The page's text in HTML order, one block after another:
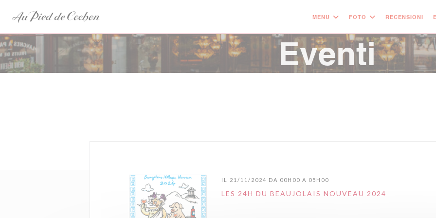
MENU FOTO RECENSIONI
Eventi
IL 21/11/2024 DA 00H00 A 05H00
LES 24H DU BEAUJOLAIS NOUVEAU 2024